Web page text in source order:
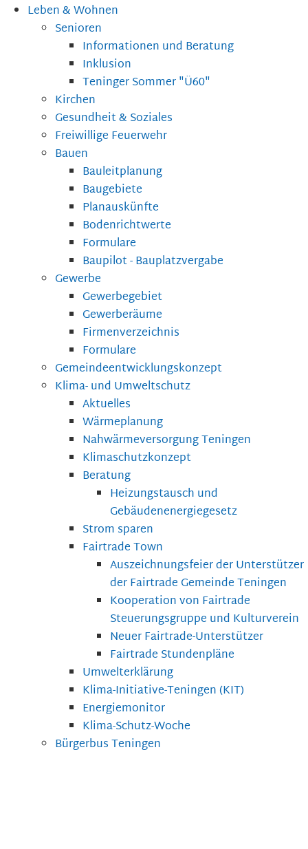
Leben & Wohnen
Senioren
Informationen und Beratung
Inklusion
Teninger Sommer "Ü60"
Kirchen
Gesundheit & Soziales
Freiwillige Feuerwehr
Bauen
Bauleitplanung
Baugebiete
Planauskünfte
Bodenrichtwerte
Formulare
Baupilot - Bauplatzvergabe
Gewerbe
Gewerbegebiet
Gewerberäume
Firmenverzeichnis
Formulare
Gemeindeentwicklungskonzept
Klima- und Umweltschutz
Aktuelles
Wärmeplanung
Nahwärmeversorgung Teningen
Klimaschutzkonzept
Beratung
Heizungstausch und
Gebäudenenergiegesetz
Strom sparen
Fairtrade Town
Auszeichnungsfeier der Unterstützer
der Fairtrade Gemeinde Teningen
Kooperation von Fairtrade
Steuerungsgruppe und Kulturverein
Neuer Fairtrade-Unterstützer
Fairtrade Stundenpläne
Umwelterklärung
Klima-Initiative-Teningen (KIT)
Energiemonitor
Klima-Schutz-Woche
Bürgerbus Teningen